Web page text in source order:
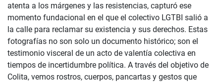
atenta a los márgenes y las resistencias, capturó ese
momento fundacional en el que el colectivo LGTBI salió a
la calle para reclamar su existencia y sus derechos. Estas
fotografías no son solo un documento histórico; son el
testimonio visceral de un acto de valentía colectiva en
tiempos de incertidumbre política. A través del objetivo de
Colita, vemos rostros, cuerpos, pancartas y gestos que